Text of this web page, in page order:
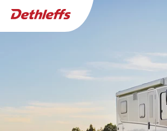
Autocampere
Søg efter forhandler